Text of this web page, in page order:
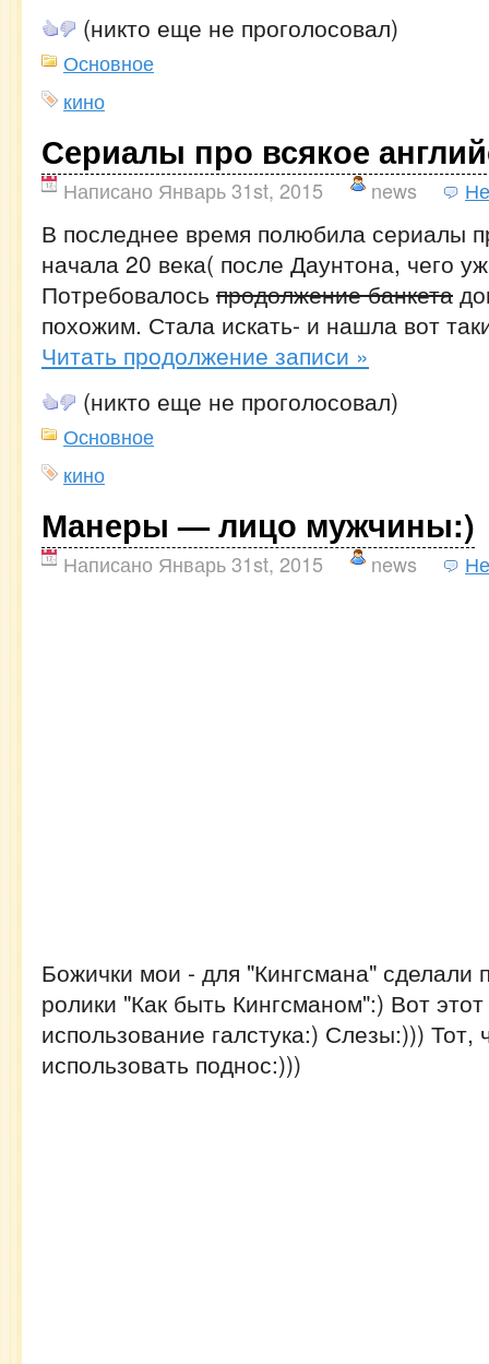
(никто еще не проголосовал)
Основное
кино
Сериалы про всякое
Написано Январь 31st, 2015 news
В последнее время полюбила сериалы
начала 20 века( после Даунтона, чего
Потребовалось продолжение банкета
похожим. Стала искать- и нашла вот
Читать продолжение записи »
(никто еще не проголосовал)
Основное
кино
Манеры — лицо мужчины:)
Написано Январь 31st, 2015 news
Божички мои - для "Кингсмана" сделали
ролики "Как быть Кингсманом":) Вот
использование галстука:) Слезы:))) Тот,
использовать поднос:)))